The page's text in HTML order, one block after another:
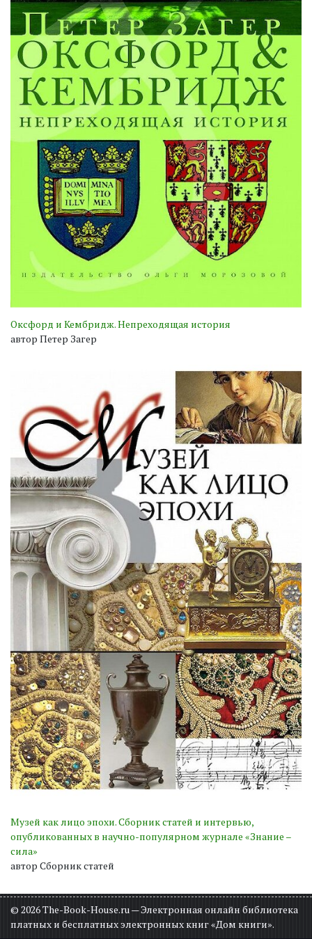
Оксфорд и Кембридж. Непреходящая история
автор Петер Загер
Музей как лицо эпохи. Сборник статей и интервью,
опубликованных в научно-популярном журнале «Знание –
сила»
автор Сборник статей
© 2026 The-Book-House.ru — Электронная онлайн библиотека
платных и бесплатных электронных книг «Дом книги».